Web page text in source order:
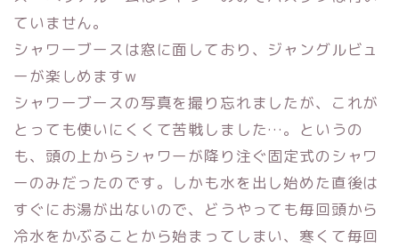
ていません。
シャワーブースは窓に面しており、ジャングルビュ
ーが楽しめますw
シャワーブースの写真を撮り忘れましたが、これが
とっても使いにくくて苦戦しました…。というの
も、頭の上からシャワーが降り注ぐ固定式のシャワ
ーのみだったのです。しかも水を出し始めた直後は
すぐにお湯が出ないので、どうやっても毎回頭から
冷水をかぶることから始まってしまい、寒くて毎回